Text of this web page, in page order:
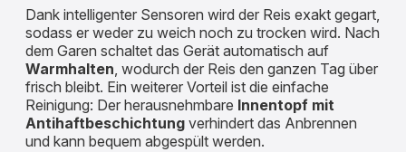
Dank intelligenter Sensoren wird der Reis exakt gegart,
sodass er weder zu weich noch zu trocken wird. Nach
dem Garen schaltet das Gerät automatisch auf
Warmhalten, wodurch der Reis den ganzen Tag über
frisch bleibt. Ein weiterer Vorteil ist die einfache
Reinigung: Der herausnehmbare Innentopf mit
Antihaftbeschichtung verhindert das Anbrennen
und kann bequem abgespült werden.